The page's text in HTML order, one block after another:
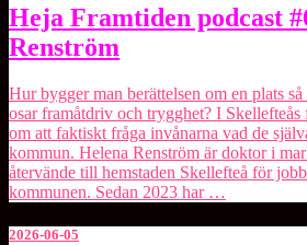
Heja
Framtiden
podcast
Helena
Renström
Heja Framtiden podcast
Renström
Hur bygger man berättelsen om en plats
osar framåtdriv och trygghet? I
om att faktiskt fråga invånarna vad de
kommun. Helena Renström är doktor i
återvände till hemstaden Skellefteå för
kommunen. Sedan 2023 har …
2026-06-05